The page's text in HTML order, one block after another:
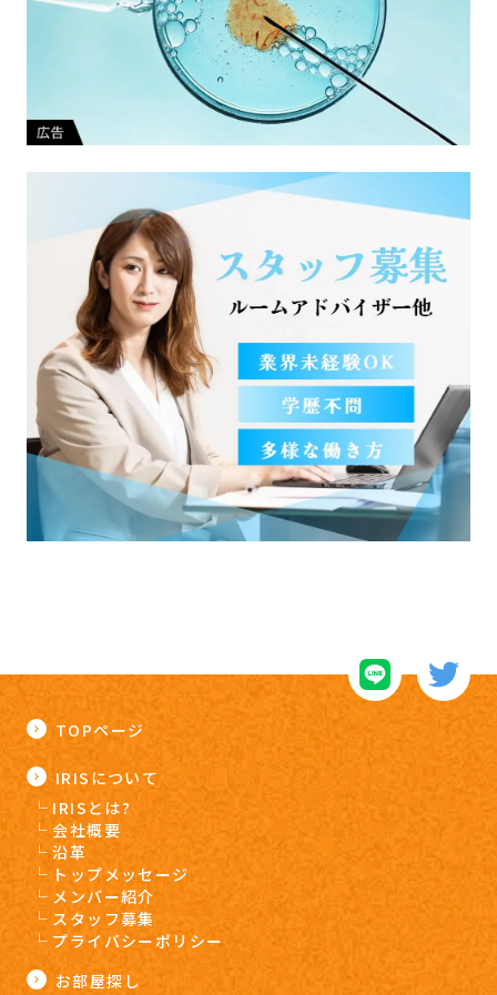
TOPページ
IRISについて
IRISとは?
会社概要
沿革
トップメッセージ
メンバー紹介
スタッフ募集
プライバシーポリシー
お部屋探し